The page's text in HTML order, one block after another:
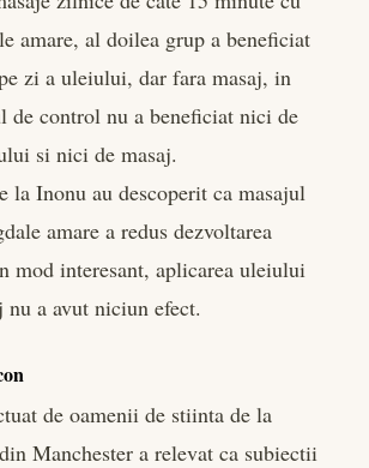
amare, al doilea grup a beneficiat
zi a uleiului, dar fara masaj, in
de control nu a beneficiat nici de
si nici de masaj.
la Inonu au descoperit ca masajul
amare a redus dezvoltarea
mod interesant, aplicarea uleiului
nu a avut niciun efect.
de oamenii de stiinta de la
Manchester a relevat ca subiectii